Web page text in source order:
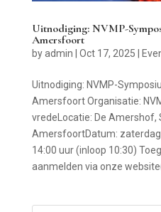
Uitnodiging: NVMP-
Amersfoort
byadmin | Oct 17, 2025 |
Uitnodiging: NVMP-
Amersfoort Organisatie:
vredeLocatie: De Amershof,
AmersfoortDatum:
14:00 uur (inloop 10:30)
aanmelden via onze